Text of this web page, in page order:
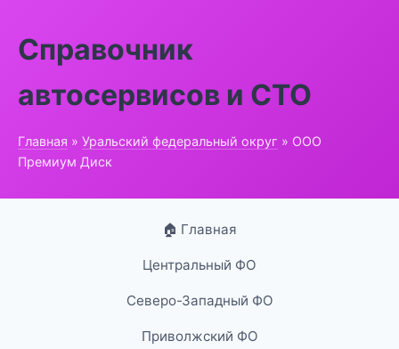
Справочник
автосервисов и СТО
Главная » Уральский федеральный округ » ООО
Премиум Диск
🏠 Главная
Центральный ФО
Северо-Западный ФО
Приволжский ФО